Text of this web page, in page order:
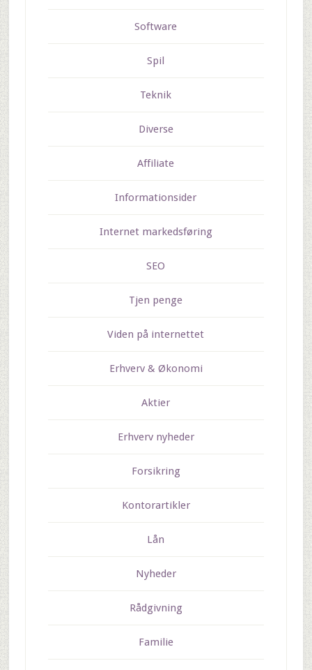
Software
Spil
Teknik
Diverse
Affiliate
Informationsider
Internet markedsføring
SEO
Tjen penge
Viden på internettet
Erhverv & Økonomi
Aktier
Erhverv nyheder
Forsikring
Kontorartikler
Lån
Nyheder
Rådgivning
Familie